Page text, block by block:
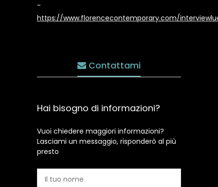
-
https://www.florencecontemporary.com/
Contattami
Hai bisogno di informazioni?
Vuoi chiedere maggiori informazioni?
Lasciami un messaggio, risponderò al più
presto